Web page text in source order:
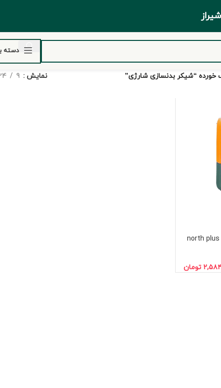
دسته
“شیکر بدنسازی شارژی” نمایش 9
شیکر نورت پلاس مدل north plus
تومان